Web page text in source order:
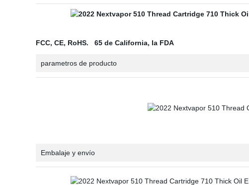
FCC, CE, RoHS. 65 de California, la FDA
parametros de producto
Embalaje y envío